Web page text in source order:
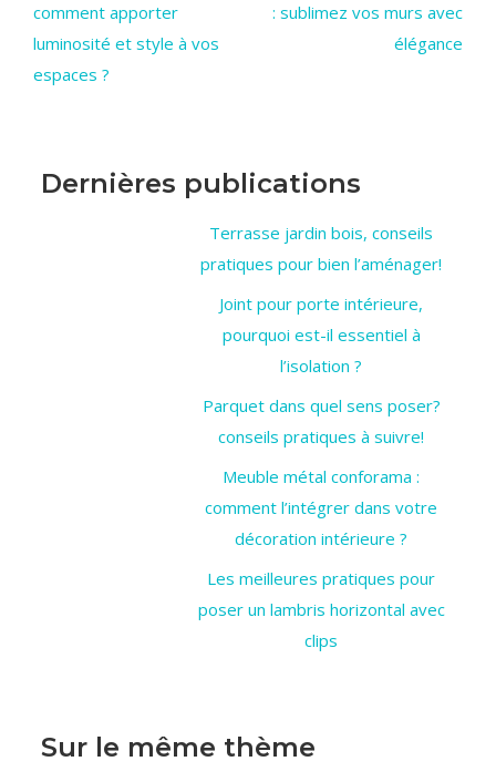
comment apporter
luminosité et style à vos
espaces ?
: sublimez vos murs avec
élégance
Dernières publications
Terrasse jardin bois, conseils
pratiques pour bien l’aménager!
Joint pour porte intérieure,
pourquoi est-il essentiel à
l’isolation ?
Parquet dans quel sens poser?
conseils pratiques à suivre!
Meuble métal conforama :
comment l’intégrer dans votre
décoration intérieure ?
Les meilleures pratiques pour
poser un lambris horizontal avec
clips
Sur le même thème